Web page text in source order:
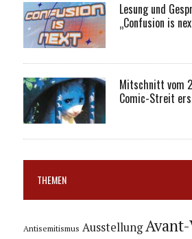
Lesung und
„Confusion is
Mitschnitt vom
Comic-Streit
THEMEN
Antisemitismus Ausstellung